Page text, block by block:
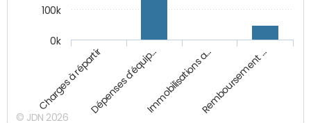
Charges à répartirDépenses d'équip…Immobilisations a…Remboursement …
0k
100k
© JDN 2026